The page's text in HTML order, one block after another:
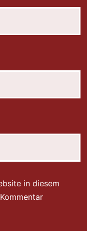
in diesem